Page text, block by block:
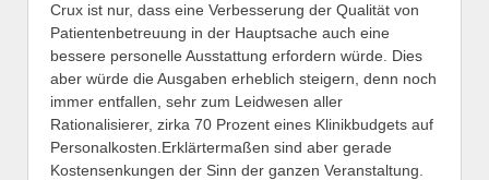
Crux ist nur, dass eine Verbesserung der Qualität von
Patientenbetreuung in der Hauptsache auch eine
bessere personelle Ausstattung erfordern würde. Dies
aber würde die Ausgaben erheblich steigern, denn noch
immer entfallen, sehr zum Leidwesen aller
Rationalisierer, zirka 70 Prozent eines Klinikbudgets auf
Personalkosten.Erklärtermaßen sind aber gerade
Kostensenkungen der Sinn der ganzen Veranstaltung.